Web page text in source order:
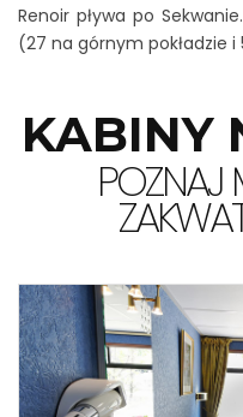
KONTAKT
Renoir pływa po
(27 na górnym pokładzie i
KABINY
POZNAJ